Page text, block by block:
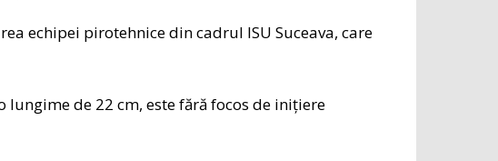
echipei pirotehnice din cadrul ISU Suceava, care
de 22 cm, este fără focos de inițiere